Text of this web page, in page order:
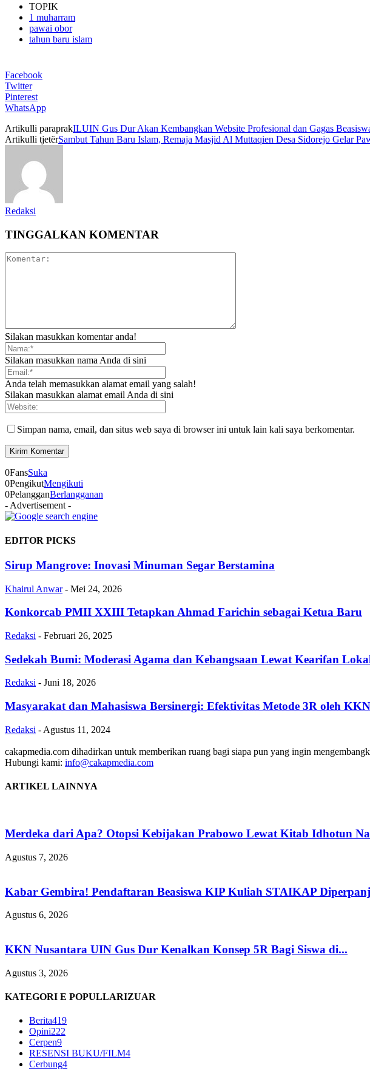
TOPIK
1 muharram
pawai obor
tahun baru islam
Facebook
Twitter
Pinterest
WhatsApp
Artikulli paraprakILUIN Gus Dur Akan Kembangkan Website Profesional dan Gagas
Artikulli tjetërSambut Tahun Baru Islam, Remaja Masjid Al Muttaqien Desa Sidorejo Gelar
Redaksi
TINGGALKAN KOMENTAR
Silakan masukkan komentar anda!
Silakan masukkan nama Anda di sini
Anda telah memasukkan alamat email yang salah!
Silakan masukkan alamat email Anda di sini
Simpan nama, email, dan situs web saya di browser ini untuk lain kali saya berkomentar.
0FansSuka
0PengikutMengikuti
0PelangganBerlangganan
- Advertisement -
EDITOR PICKS
Sirup Mangrove: Inovasi Minuman Segar Berstamina
Khairul Anwar - Mei 24, 2026
Konkorcab PMII XXIII Tetapkan Ahmad Farichin sebagai Ketua Baru
Redaksi - Februari 26, 2025
Sedekah Bumi: Moderasi Agama dan Kebangsaan Lewat Kearifan
Redaksi - Juni 18, 2026
Masyarakat dan Mahasiswa Bersinergi: Efektivitas Metode 3R oleh
Redaksi - Agustus 11, 2024
cakapmedia.com dihadirkan untuk memberikan ruang bagi siapa pun yang ingin
Hubungi kami: info@cakapmedia.com
ARTIKEL LAINNYA
Merdeka dari Apa? Otopsi Kebijakan Prabowo Lewat Kitab Idhotun
Agustus 7, 2026
Kabar Gembira! Pendaftaran Beasiswa KIP Kuliah STAIKAP
Agustus 6, 2026
KKN Nusantara UIN Gus Dur Kenalkan Konsep 5R Bagi Siswa di...
Agustus 3, 2026
KATEGORI E POPULLARIZUAR
Berita419
Opini222
Cerpen9
RESENSI BUKU/FILM4
Cerbung4